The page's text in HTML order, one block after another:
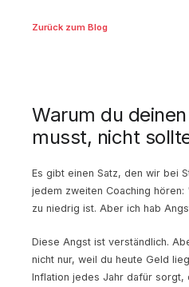
Zurück zum Blog
Warum du
musst, nicht
Es gibt einen Satz, den wir bei
jedem zweiten Coaching
zu niedrig ist. Aber ich hab
Diese Angst ist verständlich.
nicht nur, weil du heute Geld
Inflation jedes Jahr dafür sorgt,